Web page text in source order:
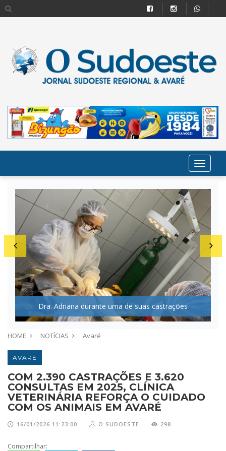
Dra. Adriana durante uma de suas castrações
HOME NOTÍCIAS Avaré
AVARÉ
COM 2.390 CASTRAÇÕES E 3.620
CONSULTAS EM 2025, CLÍNICA
VETERINÁRIA REFORÇA O CUIDADO
COM OS ANIMAIS EM AVARÉ
16/01/2026 11:23:00 O SUDOESTE 298
Compartilhar: